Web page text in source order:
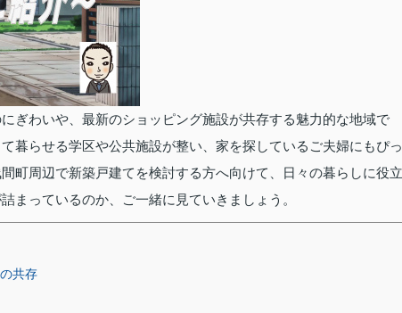
ぎわいや、最新のショッピング施設が共存する魅力的な地域で
暮らせる学区や公共施設が整い、家を探しているご夫婦にもぴっ
町周辺で新築戸建てを検討する方へ向けて、日々の暮らしに役立
まっているのか、ご一緒に見ていきましょう。
共存